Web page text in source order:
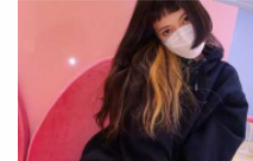
重新塑造GRACE CHOW
揚青。此次聯名產品多樣
套、行李箱等，從服裝到
牌提供）延續品牌予人的年
廊為主體概念，現場更展